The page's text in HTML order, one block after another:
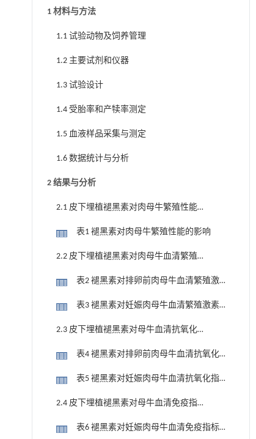
1 材料与方法
1.1 试验动物及饲养管理
1.2 主要试剂和仪器
1.3 试验设计
1.4 受胎率和产犊率测定
1.5 血液样品采集与测定
1.6 数据统计与分析
2 结果与分析
2.1 皮下埋植褪黑素对肉母牛繁殖性能
表1 褪黑素对肉母牛繁殖性能的影响
2.2 皮下埋植褪黑素对肉母牛血清繁殖
激素水平的影响
表2 褪黑素对排卵前肉母牛血清繁殖激
素水平的影响
表3 褪黑素对妊娠肉母牛血清繁殖激素
水平的影响
2.3 皮下埋植褪黑素对母牛血清抗氧化
指标的影响
表4 褪黑素对排卵前肉母牛血清抗氧化
指标的影响
表5 褪黑素对妊娠肉母牛血清抗氧化指
标的影响
2.4 皮下埋植褪黑素对母牛血清免疫指
标的影响
表6 褪黑素对妊娠肉母牛血清免疫指标